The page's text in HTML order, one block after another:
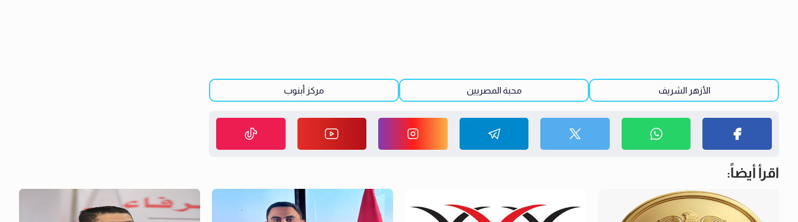
الأزهر الشريف محبة المصريين مركز أبنوب
اقرأ أيضاً: